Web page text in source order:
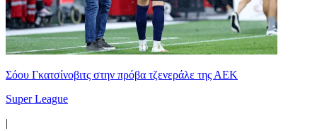
Σόου Γκατσίνοβιτς στην πρόβα τζενεράλε της ΑΕΚ
Super League
|